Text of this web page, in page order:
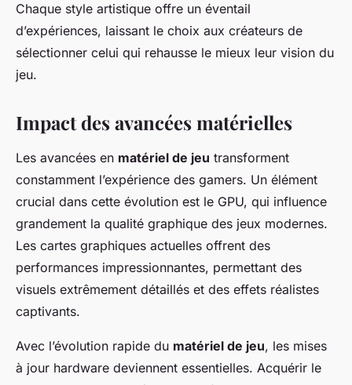
Chaque style artistique offre un éventail
d’expériences, laissant le choix aux créateurs de
sélectionner celui qui rehausse le mieux leur vision du
jeu.
Impact des avancées matérielles
Les avancées en matériel de jeu transforment
constamment l’expérience des gamers. Un élément
crucial dans cette évolution est le GPU, qui influence
grandement la qualité graphique des jeux modernes.
Les cartes graphiques actuelles offrent des
performances impressionnantes, permettant des
visuels extrêmement détaillés et des effets réalistes
captivants.
Avec l’évolution rapide du matériel de jeu, les mises
à jour hardware deviennent essentielles. Acquérir le